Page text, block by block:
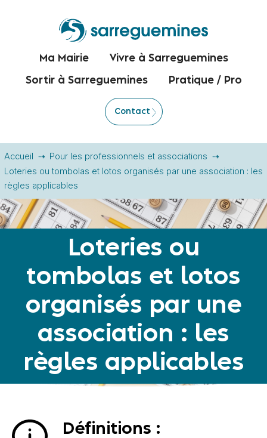
Ma Mairie Vivre à Sarreguemines
Sortir à Sarreguemines Pratique / Pro
Contact
Accueil
Pour les professionnels et associations
Loteries ou tombolas et lotos organisés par une association : les
règles applicables
Loteries ou
tombolas et lotos
organisés par une
association : les
règles applicables
Définitions :